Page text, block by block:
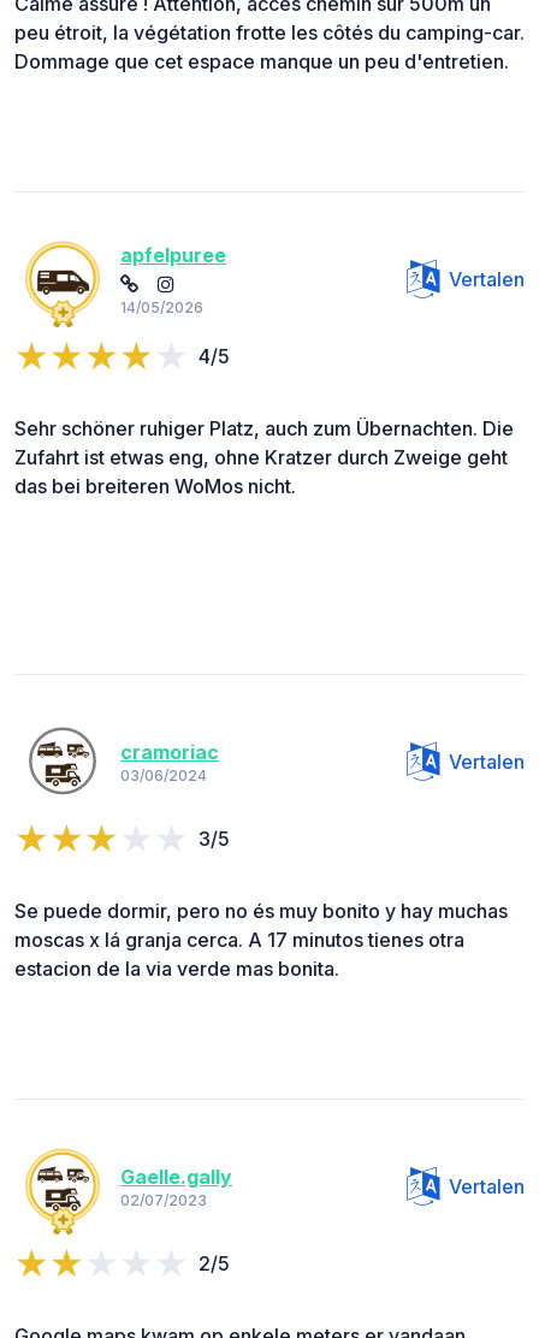
peu étroit, la végétation frotte les côtés du camping-car.
Dommage que cet espace manque un peu d'entretien.
apfelpuree
14/05/2026
Vertalen
4/5
Sehr schöner ruhiger Platz, auch zum Übernachten. Die
Zufahrt ist etwas eng, ohne Kratzer durch Zweige geht
das bei breiteren WoMos nicht.
cramoriac
03/06/2024
Vertalen
3/5
Se puede dormir, pero no és muy bonito y hay muchas
moscas x lá granja cerca. A 17 minutos tienes otra
estacion de la via verde mas bonita.
Gaelle.gally
02/07/2023
Vertalen
2/5